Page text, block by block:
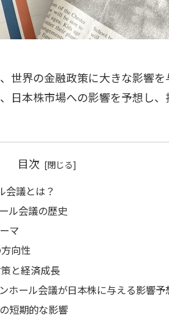
世界の金融政策に大きな影響
日本株市場への影響を予想し
目次
会議とは？
ル会議の歴史
マ
向性
と経済成長
ホール会議が日本株に与える影響予
短期的な影響